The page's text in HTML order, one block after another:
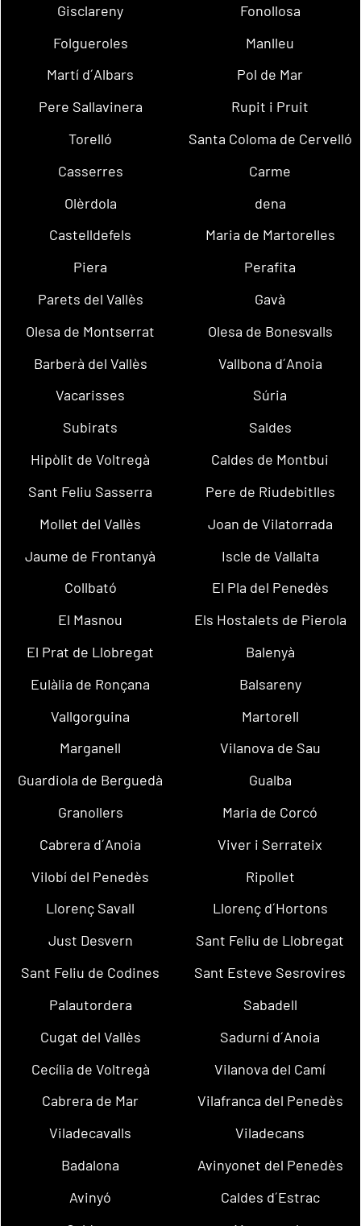
Gisclareny
Fonollosa
Folgueroles
Manlleu
Martí d´Albars
Pol de Mar
Pere Sallavinera
Rupit i Pruit
Torelló
Santa Coloma de Cervelló
Casserres
Carme
Olèrdola
dena
Castelldefels
Maria de Martorelles
Piera
Perafita
Parets del Vallès
Gavà
Olesa de Montserrat
Olesa de Bonesvalls
Barberà del Vallès
Vallbona d´Anoia
Vacarisses
Súria
Subirats
Saldes
Hipòlit de Voltregà
Caldes de Montbui
Sant Feliu Sasserra
Pere de Riudebitlles
Mollet del Vallès
Joan de Vilatorrada
Jaume de Frontanyà
Iscle de Vallalta
Collbató
El Pla del Penedès
El Masnou
Els Hostalets de Pierola
El Prat de Llobregat
Balenyà
Eulàlia de Ronçana
Balsareny
Vallgorguina
Martorell
Marganell
Vilanova de Sau
Guardiola de Berguedà
Gualba
Granollers
Maria de Corcó
Cabrera d´Anoia
Viver i Serrateix
Vilobí del Penedès
Ripollet
Llorenç Savall
Llorenç d´Hortons
Just Desvern
Sant Feliu de Llobregat
Sant Feliu de Codines
Sant Esteve Sesrovires
Palautordera
Sabadell
Cugat del Vallès
Sadurní d´Anoia
Cecília de Voltregà
Vilanova del Camí
Cabrera de Mar
Vilafranca del Penedès
Viladecavalls
Viladecans
Badalona
Avinyonet del Penedès
Avinyó
Caldes d´Estrac